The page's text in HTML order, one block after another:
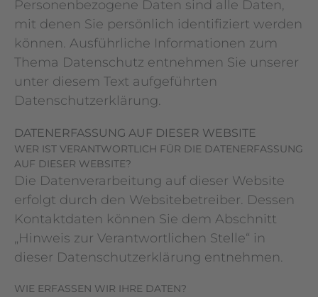
Personenbezogene Daten sind alle Daten,
mit denen Sie persönlich identifiziert werden
können. Ausführliche Informationen zum
Thema Datenschutz entnehmen Sie unserer
unter diesem Text aufgeführten
Datenschutzerklärung.
DATENERFASSUNG AUF DIESER WEBSITE
WER IST VERANTWORTLICH FÜR DIE DATENERFASSUNG
AUF DIESER WEBSITE?
Die Datenverarbeitung auf dieser Website
erfolgt durch den Websitebetreiber. Dessen
Kontaktdaten können Sie dem Abschnitt
„Hinweis zur Verantwortlichen Stelle“ in
dieser Datenschutzerklärung entnehmen.
WIE ERFASSEN WIR IHRE DATEN?